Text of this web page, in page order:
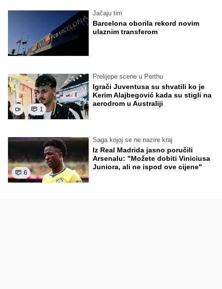
Jačaju tim
Barcelona oborila rekord novim
ulaznim transferom
1
Prelijepe scene u Perthu
Igrači Juventusa su shvatili ko je
Kerim Alajbegović kada su stigli na
aerodrom u Australiji
6
Saga kojoj se ne nazire kraj
Iz Real Madrida jasno poručili
Arsenalu: "Možete dobiti Viniciusa
Juniora, ali ne ispod ove cijene"